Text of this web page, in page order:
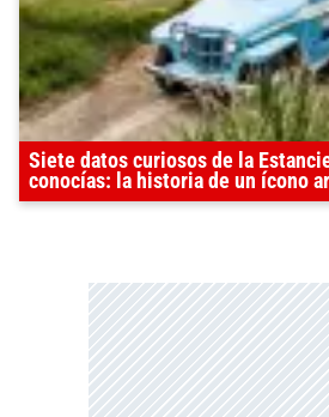
Siete datos curiosos de la
conocías: la historia de un ícono